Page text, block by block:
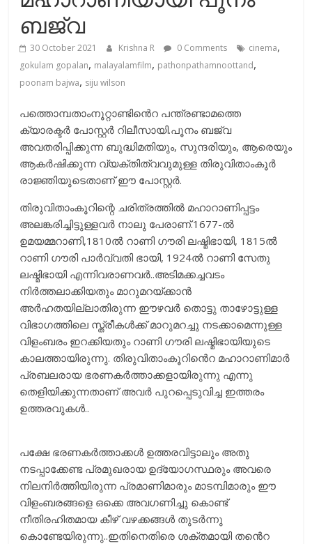
ബജ്വ
30 October 2021 Krishna R 0 Comments cinema,
gokulam gopalan, malayalamfilm, pathonpathamnoottand,
poonam bajwa, siju wilson
പത്തൊമ്പതാംനൂറ്റാണ്ടിൻെറ പന്ത്രണ്ടാമത്തെ
ക്യാരക്ടർ പോസ്റ്റർ റിലീസായി.പൂനം ബജ്വ
അവതരിപ്പിക്കുന്ന ബുദ്ധിമതിയും, സുന്ദരിയും, ആരെയും
ആകർഷിക്കുന്ന വ്യക്തിത്വവുമുള്ള തിരുവിതാംകൂർ
രാജ്ഞിയുടെതാണ് ഈ പോസ്റ്റർ.
തിരുവിതാംകൂറിന്റെ ചരിത്രത്തിൽ മഹാറാണിപ്പട്ടം
അലങ്കരിച്ചിട്ടുള്ളവർ നാലു പേരാണ്.1677-ൽ
ഉമയമ്മറാണി,1810ൽ റാണി ഗൗരി ലഷ്മിഭായി, 1815ൽ
റാണി ഗൗരി പാർവ്വതി ഭായി, 1924ൽ റാണി സേതു
ലഷ്മിഭായി എന്നിവരാണവർ..അടിമക്കച്ചവടം
നിർത്തലാക്കിയതും മാറുമറയ്ക്കാൻ
അർഹതയില്ലാതിരുന്ന ഈഴവർ തൊട്ടു താഴോട്ടുള്ള
വിഭാഗത്തിലെ സ്ത്രീകൾക്ക് മാറുമറച്ചു നടക്കാമെന്നുള്ള
വിളംബരം ഇറക്കിയതും റാണി ഗൗരി ലഷ്മിഭായിയുടെ
കാലത്തായിരുന്നു. തിരുവിതാംകൂറിൻെറ മഹാറാണിമാർ
പ്രബലരായ ഭരണകർത്താക്കളായിരുന്നു എന്നു
തെളിയിക്കുന്നതാണ് അവർ പുറപ്പെടുവിച്ച ഇത്തരം
ഉത്തരവുകൾ..
പക്ഷേ ഭരണകർത്താക്കൾ ഉത്തരവിട്ടാലും അതു
നടപ്പാക്കേണ്ട പ്രമുഖരായ ഉദ്യോഗസ്ഥരും അവരെ
നിലനിർത്തിയിരുന്ന പ്രമാണിമാരും മാടമ്പിമാരും ഈ
വിളംബരങ്ങളെ ഒക്കെ അവഗണിച്ചു കൊണ്ട്
നീതിരഹിതമായ കീഴ് വഴക്കങ്ങൾ തുടർന്നു
കൊണ്ടേയിരുന്നു..ഇതിനെതിരെ ശക്തമായി തൻെറ